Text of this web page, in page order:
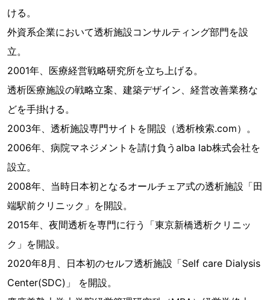
ける。
外資系企業において透析施設コンサルティング部門を設
立。
2001年、医療経営戦略研究所を立ち上げる。
透析医療施設の戦略立案、建築デザイン、経営改善業務な
どを手掛ける。
2003年、透析施設専門サイトを開設（透析検索.com）。
2006年、病院マネジメントを請け負うalba lab株式会社を
設立。
2008年、当時日本初となるオールチェア式の透析施設「田
端駅前クリニック」を開設。
2015年、夜間透析を専門に行う「東京新橋透析クリニッ
ク」を開設。
2020年8月、日本初のセルフ透析施設「Self care Dialysis
Center(SDC)」 を開設。